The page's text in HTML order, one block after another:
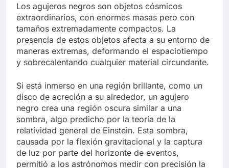
Los agujeros negros son objetos cósmicos
extraordinarios, con enormes masas pero con
tamaños extremadamente compactos. La
presencia de estos objetos afecta a su entorno de
maneras extremas, deformando el espaciotiempo
y sobrecalentando cualquier material circundante.
Si está inmerso en una región brillante, como un
disco de acreción a su alrededor, un agujero
negro crea una región oscura similar a una
sombra, algo predicho por la teoría de la
relatividad general de Einstein. Esta sombra,
causada por la flexión gravitacional y la captura
de luz por parte del horizonte de eventos,
permitió a los astrónomos medir con precisión la